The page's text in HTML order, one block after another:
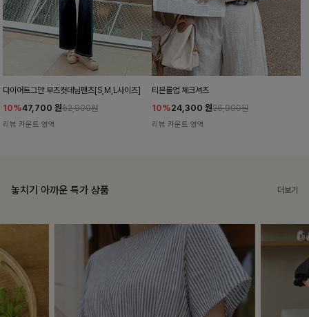
다이어트그만 부츠컷데님팬츠[S,M,L사이즈]
10%47,700 원52,900원
리뷰 카운트 영역
티븐롤업 체크셔츠
10%24,300 원26,900원
리뷰 카운트 영역
놓치기 아까운 특가 상품 더보기